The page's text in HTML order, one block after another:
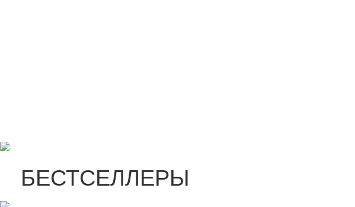
БЕСТСЕЛЛЕРЫ